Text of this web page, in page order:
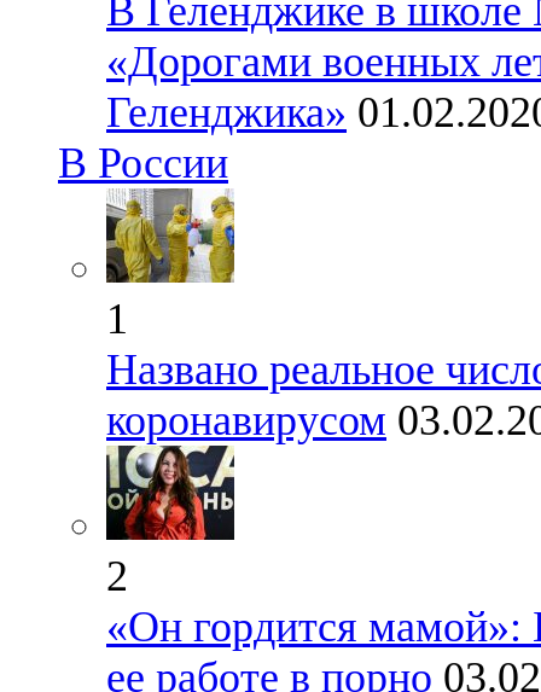
В Геленджике в школе
«Дорогами военных
Геленджика»
В России
1
Названо реальное
коронавирусом
2
«Он гордится мамой»:
ее работе в порно